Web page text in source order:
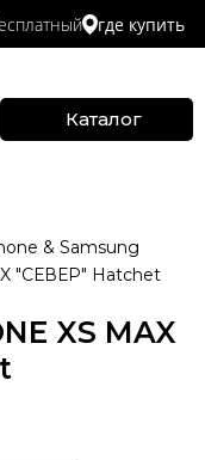
где купить
Каталог
& Samsung
"СЕВЕР" Hatchet
XS MAX